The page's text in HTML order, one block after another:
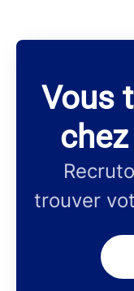
Vous
chez
trouver